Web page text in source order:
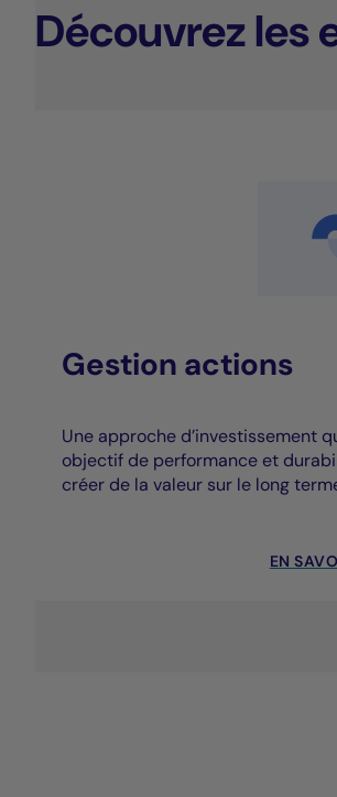
Découvrez les
Gestion actions
Une approche d’investissement
objectif de performance et
créer de la valeur sur le long
EN